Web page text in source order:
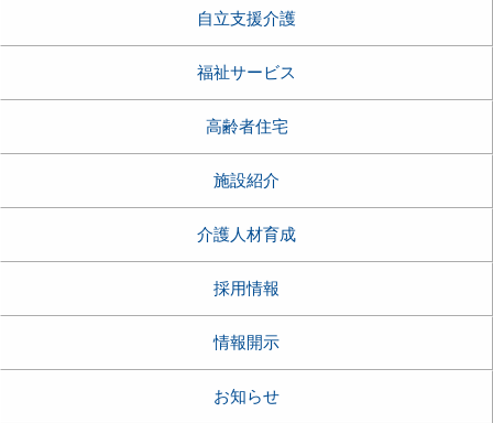
自立支援介護
福祉サービス
高齢者住宅
施設紹介
介護人材育成
採用情報
情報開示
お知らせ